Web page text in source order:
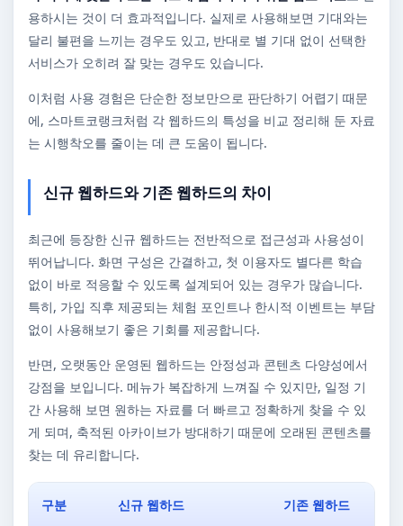
용하시는 것이 더 효과적입니다. 실제로 사용해보면 기대와는
달리 불편을 느끼는 경우도 있고, 반대로 별 기대 없이 선택한
서비스가 오히려 잘 맞는 경우도 있습니다.
이처럼 사용 경험은 단순한 정보만으로 판단하기 어렵기 때문
에, 스마트코랭크처럼 각 웹하드의 특성을 비교 정리해 둔 자료
는 시행착오를 줄이는 데 큰 도움이 됩니다.
신규 웹하드와 기존 웹하드의 차이
최근에 등장한 신규 웹하드는 전반적으로 접근성과 사용성이
뛰어납니다. 화면 구성은 간결하고, 첫 이용자도 별다른 학습
없이 바로 적응할 수 있도록 설계되어 있는 경우가 많습니다.
특히, 가입 직후 제공되는 체험 포인트나 한시적 이벤트는 부담
없이 사용해보기 좋은 기회를 제공합니다.
반면, 오랫동안 운영된 웹하드는 안정성과 콘텐츠 다양성에서
강점을 보입니다. 메뉴가 복잡하게 느껴질 수 있지만, 일정 기
간 사용해 보면 원하는 자료를 더 빠르고 정확하게 찾을 수 있
게 되며, 축적된 아카이브가 방대하기 때문에 오래된 콘텐츠를
찾는 데 유리합니다.
구분 신규 웹하드 기존 웹하드